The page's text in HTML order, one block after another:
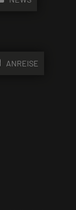
ANREISE